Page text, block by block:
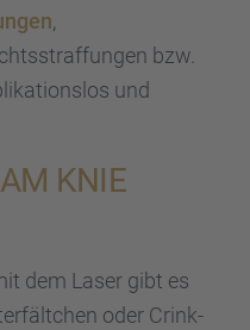
,
bzw.
und
KNIE
dem Laser gibt es
oder Crink­